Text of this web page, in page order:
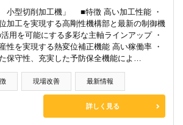
小型切削加工機」 ■特徴 高い加工性能 ・
加工を実現する高剛性機構部と最新の制御機
用を可能にする多彩な主軸ラインアップ ・
性を実現する熱変位補正機能 高い稼働率 ・
保守性、充実した予防保全機能によ…
現場改善 最新情報
詳しく見る